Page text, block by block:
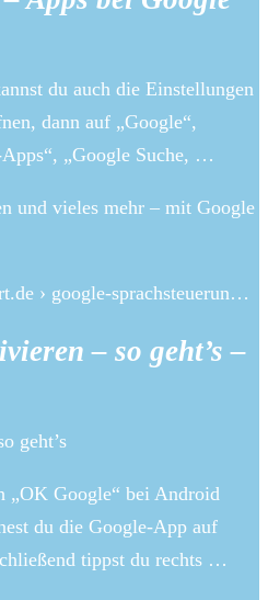
du auch die Einstellungen
dann auf „Google“,
„Google Suche, …
und vieles mehr – mit Google
› google-sprachsteuerun…
– so geht’s –
geht’s
„OK Google“ bei Android
du die Google-App auf
tippst du rechts …